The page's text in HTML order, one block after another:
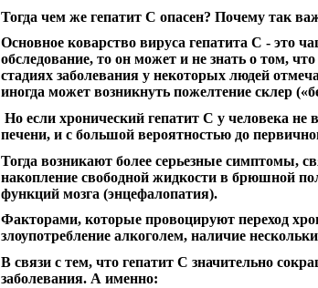
Тогда чем же гепатит С опасен? Почему так
Основное коварство вируса гепатита С - это
обследование, то он может и не знать о том,
стадиях заболевания у некоторых людей
иногда может возникнуть пожелтение склер
Но если хронический гепатит С у человека не
печени, и с большой вероятностью до
Тогда возникают более серьезные симптомы,
накопление свободной жидкости в брюшной
функций мозга (энцефалопатия).
Факторами, которые провоцируют переход
злоупотребление алкоголем, наличие
В связи с тем, что гепатит С значительно
заболевания. А именно: